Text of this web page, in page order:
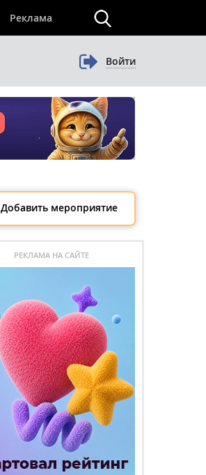
Реклама
Войти
Добавить мероприятие
РЕКЛАМА НА САЙТЕ